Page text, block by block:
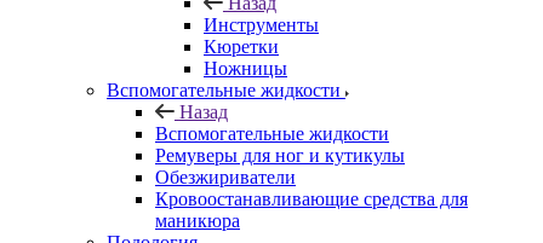
Инструменты
Кюретки
Ножницы
Вспомогательные жидкости
Назад
Вспомогательные жидкости
Ремуверы для ног и кутикулы
Обезжириватели
Кровоостанавливающие средства для
маникюра